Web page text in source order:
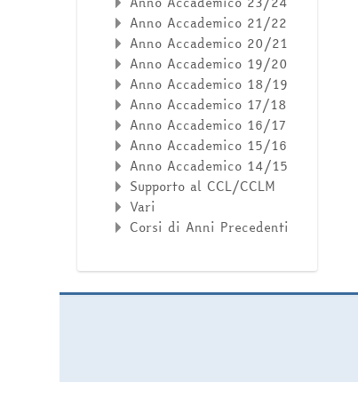
Anno Accademico 21/22
Anno Accademico 20/21
Anno Accademico 19/20
Anno Accademico 18/19
Anno Accademico 17/18
Anno Accademico 16/17
Anno Accademico 15/16
Anno Accademico 14/15
Supporto al CCL/CCLM
Vari
Corsi di Anni Precedenti